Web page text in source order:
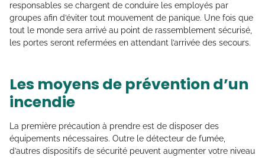
responsables se chargent de conduire les employés par
groupes afin d’éviter tout mouvement de panique. Une fois que
tout le monde sera arrivé au point de rassemblement sécurisé,
les portes seront refermées en attendant l’arrivée des secours.
Les moyens de prévention d’un
incendie
La première précaution à prendre est de disposer des
équipements nécessaires. Outre le détecteur de fumée,
d’autres dispositifs de sécurité peuvent augmenter votre niveau